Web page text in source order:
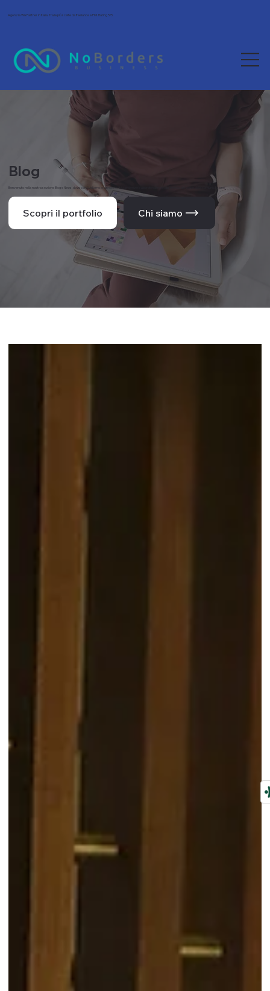
Agenzia Wix Partner in Italia. Tra le più scelte da freelance e PMI. Rating 5/5.
Blog
Benvenuto nella nostra sezione Blog e News, dove condividiamo le ultime novità, tendenze e approfondimenti dal mondo del web e della comunicazione.
Scopri il portfolio Chi siamo